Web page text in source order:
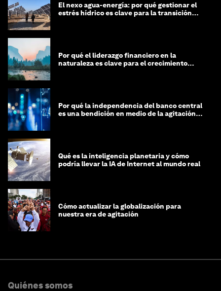
El nexo agua-energía: por qué gestionar el
estrés hídrico es clave para la transición
Por qué el liderazgo financiero en la
naturaleza es clave para el crecimiento
Por qué la independencia del banco central
es una bendición en medio de la agitación
Qué es la inteligencia planetaria y cómo
podría llevar la IA de Internet al mundo real
Cómo actualizar la globalización para
nuestra era de agitación
Quiénes somos